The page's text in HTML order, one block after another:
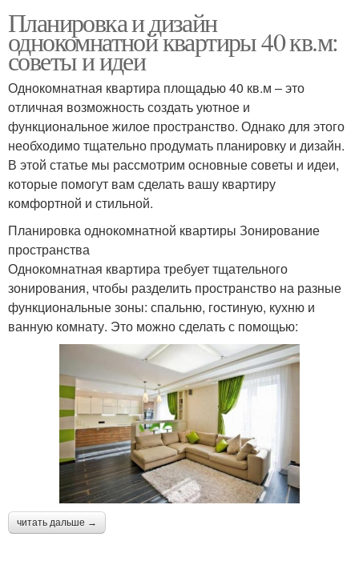
Планировка и дизайн
однокомнатной квартиры 40 кв.м:
советы и идеи
Однокомнатная квартира площадью 40 кв.м – это
отличная возможность создать уютное и
функциональное жилое пространство. Однако для этого
необходимо тщательно продумать планировку и дизайн.
В этой статье мы рассмотрим основные советы и идеи,
которые помогут вам сделать вашу квартиру
комфортной и стильной.
Планировка однокомнатной квартиры Зонирование
пространства
Однокомнатная квартира требует тщательного
зонирования, чтобы разделить пространство на разные
функциональные зоны: спальню, гостиную, кухню и
ванную комнату. Это можно сделать с помощью:
читать дальше →